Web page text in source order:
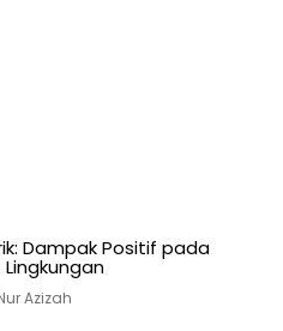
Dampak Positif pada
Azizah